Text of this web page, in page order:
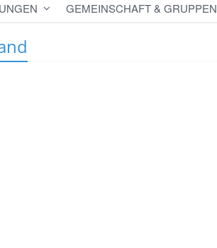
GEMEINSCHAFT & GRUPPEN